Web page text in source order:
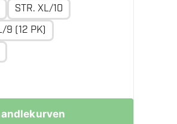
STR. XL/10
9 (12 PK)